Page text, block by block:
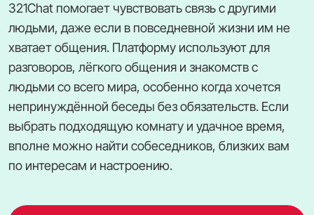
321Chat помогает чувствовать связь с другими
людьми, даже если в повседневной жизни им не
хватает общения. Платформу используют для
разговоров, лёгкого общения и знакомств с
людьми со всего мира, особенно когда хочется
непринуждённой беседы без обязательств. Если
выбрать подходящую комнату и удачное время,
вполне можно найти собеседников, близких вам
по интересам и настроению.